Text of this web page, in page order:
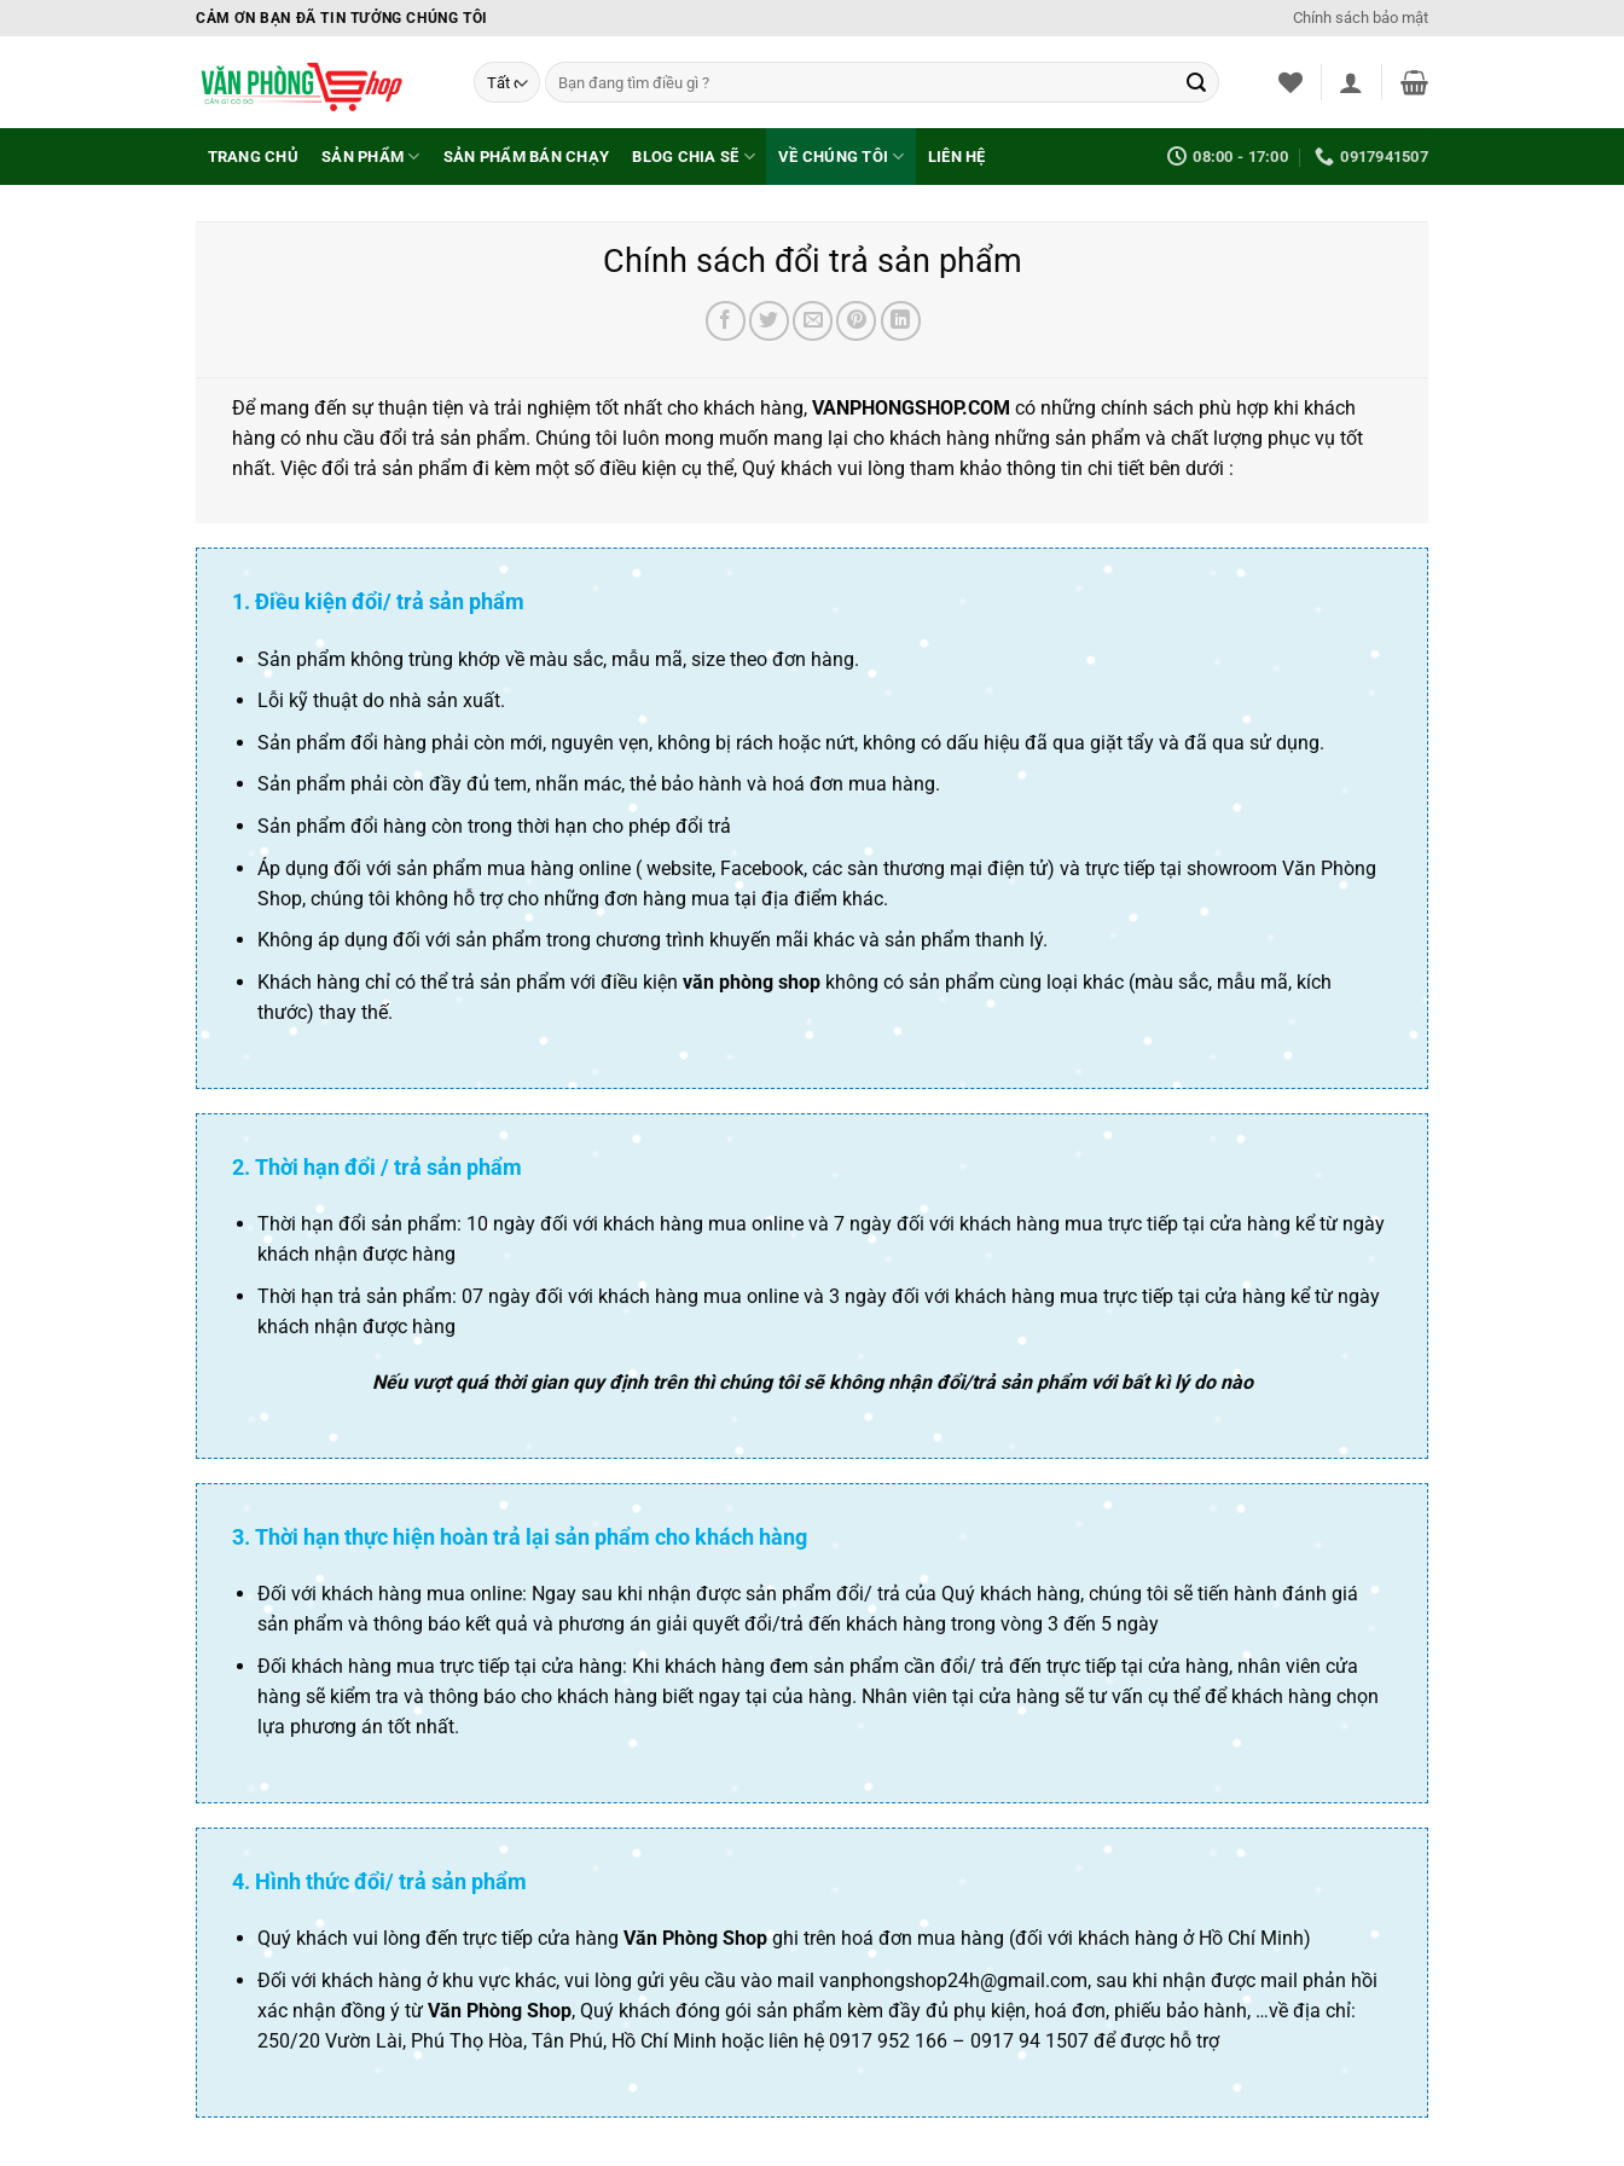
CẢM ƠN BẠN ĐÃ TIN TƯỞNG CHÚNG TÔI Chính sách bảo mật
Tìm
kiếm:
TRANG CHỦ SẢN PHẨM SẢN PHẨM BÁN CHẠY BLOG CHIA SẼ VỀ CHÚNG TÔI LIÊN HỆ 08:00 - 17:00 0917941507
Chính sách đổi trả sản phẩm
Để mang đến sự thuận tiện và trải nghiệm tốt nhất cho khách hàng, VANPHONGSHOP.COM có những chính sách phù hợp khi khách
hàng có nhu cầu đổi trả sản phẩm. Chúng tôi luôn mong muốn mang lại cho khách hàng những sản phẩm và chất lượng phục vụ tốt
nhất. Việc đổi trả sản phẩm đi kèm một số điều kiện cụ thể, Quý khách vui lòng tham khảo thông tin chi tiết bên dưới :
1. Điều kiện đổi/ trả sản phẩm
Sản phẩm không trùng khớp về màu sắc, mẫu mã, size theo đơn hàng.
Lỗi kỹ thuật do nhà sản xuất.
Sản phẩm đổi hàng phải còn mới, nguyên vẹn, không bị rách hoặc nứt, không có dấu hiệu đã qua giặt tẩy và đã qua sử dụng.
Sản phẩm phải còn đầy đủ tem, nhãn mác, thẻ bảo hành và hoá đơn mua hàng.
Sản phẩm đổi hàng còn trong thời hạn cho phép đổi trả
Áp dụng đối với sản phẩm mua hàng online ( website, Facebook, các sàn thương mại điện tử) và trực tiếp tại showroom Văn Phòng
Shop, chúng tôi không hỗ trợ cho những đơn hàng mua tại địa điểm khác.
Không áp dụng đối với sản phẩm trong chương trình khuyến mãi khác và sản phẩm thanh lý.
Khách hàng chỉ có thể trả sản phẩm với điều kiện văn phòng shopkhông có sản phẩm cùng loại khác (màu sắc, mẫu mã, kích
thước) thay thế.
2. Thời hạn đổi / trả sản phẩm
Thời hạn đổi sản phẩm: 10 ngày đối với khách hàng mua online và 7 ngày đối với khách hàng mua trực tiếp tại cửa hàng kể từ ngày
khách nhận được hàng
Thời hạn trả sản phẩm: 07 ngày đối với khách hàng mua online và 3 ngày đối với khách hàng mua trực tiếp tại cửa hàng kể từ ngày
khách nhận được hàng
Nếu vượt quá thời gian quy định trên thì chúng tôi sẽ không nhận đổi/trả sản phẩm với bất kì lý do nào
3. Thời hạn thực hiện hoàn trả lại sản phẩm cho khách hàng
Đối với khách hàng mua online: Ngay sau khi nhận được sản phẩm đổi/ trả của Quý khách hàng, chúng tôi sẽ tiến hành đánh giá
sản phẩm và thông báo kết quả và phương án giải quyết đổi/trả đến khách hàng trong vòng 3 đến 5 ngày
Đối khách hàng mua trực tiếp tại cửa hàng: Khi khách hàng đem sản phẩm cần đổi/ trả đến trực tiếp tại cửa hàng, nhân viên cửa
hàng sẽ kiểm tra và thông báo cho khách hàng biết ngay tại của hàng. Nhân viên tại cửa hàng sẽ tư vấn cụ thể để khách hàng chọn
lựa phương án tốt nhất.
4. Hình thức đổi/ trả sản phẩm
Quý khách vui lòng đến trực tiếp cửa hàng Văn Phòng Shopghi trên hoá đơn mua hàng (đối với khách hàng ở Hồ Chí Minh)
Đối với khách hàng ở khu vực khác, vui lòng gửi yêu cầu vào mail vanphongshop24h@gmail.com, sau khi nhận được mail phản hồi
xác nhận đồng ý từ Văn Phòng Shop, Quý khách đóng gói sản phẩm kèm đầy đủ phụ kiện, hoá đơn, phiếu bảo hành, …về địa chỉ:
250/20 Vườn Lài, Phú Thọ Hòa, Tân Phú, Hồ Chí Minh hoặc liên hệ 0917 952 166 – 0917 94 1507 để được hỗ trợ